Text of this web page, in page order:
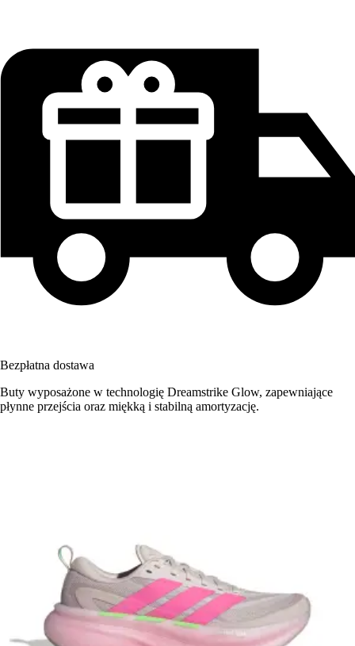
Bezpłatna dostawa
Buty wyposażone w technologię Dreamstrike Glow, zapewniające
płynne przejścia oraz miękką i stabilną amortyzację.